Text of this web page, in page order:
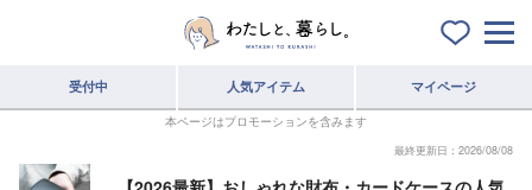
受付中 人気アイテム マイページ
本ページはプロモーションを含みます
最終更新日：2026/08/08